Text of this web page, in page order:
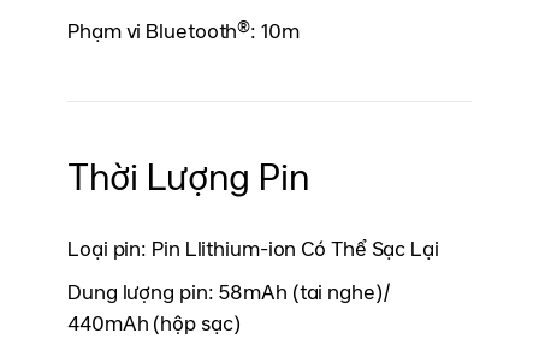
Phạm vi Bluetooth®: 10m
Thời Lượng Pin
Loại pin: Pin Llithium-ion Có Thể Sạc Lại
Dung lượng pin: 58mAh (tai nghe)/
440mAh (hộp sạc)